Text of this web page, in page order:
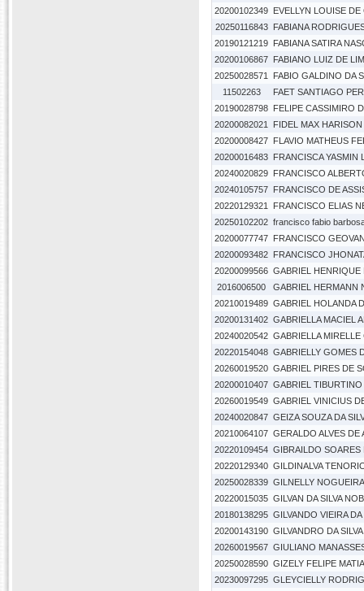
20200102349 EVELLYN LOUISE
20250116843
FABIANA
20190121219 FABIANA SATIRA
20200106867 FABIANO LUIZ DE
20250028571
FABIO GALDINO DA
11502263
FAET SANTIAGO
20190028798 FELIPE CASSIMIRO
20200082021
FIDEL MAX
20200008427 FLAVIO MATHEUS
20200016483 FRANCISCA YASMIN
20240020829 FRANCISCO
20240105757 FRANCISCO DE
20220129321
FRANCISCO ELIAS
20250102202 francisco fabio
20200077747 FRANCISCO
20200093482 FRANCISCO
20200099566 GABRIEL HENRIQUE
2016006500
GABRIEL HERMANN
20210019489 GABRIEL HOLANDA
20200131402 GABRIELLA MACIEL
20240020542 GABRIELLA
20220154048 GABRIELLY GOMES
20260019520 GABRIEL PIRES DE
20200010407 GABRIEL TIBURTINO
20260019549 GABRIEL VINICIUS
20240020847 GEIZA SOUZA DA
20210064107 GERALDO ALVES DE
20220109454 GIBRAILDO SOARES
20220129340 GILDINALVA
20250028339 GILNELLY
20220015035 GILVAN DA SILVA
20180138295 GILVANDO VIEIRA DA
20200143190 GILVANDRO DA SILVA
20260019567 GIULIANO
20250028590 GIZELY FELIPE
20230097295 GLEYCIELLY